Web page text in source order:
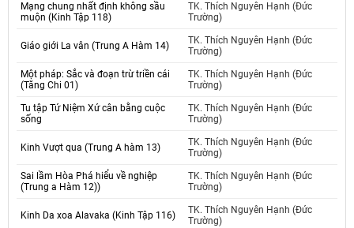
Mạng chung nhất định không sầu
muộn (Kinh Tập 118)
TK. Thích Nguyên Hạnh (Đức
Trường)
Giáo giới La vân (Trung A Hàm 14)
TK. Thích Nguyên Hạnh (Đức
Trường)
Một pháp: Sắc và đoạn trừ triền cái
(Tăng Chi 01)
TK. Thích Nguyên Hạnh (Đức
Trường)
Tu tập Tứ Niệm Xứ cân bằng cuộc
sống
TK. Thích Nguyên Hạnh (Đức
Trường)
Kinh Vượt qua (Trung A hàm 13)
TK. Thích Nguyên Hạnh (Đức
Trường)
Sai lầm Hòa Phá hiểu về nghiệp
(Trung a Hàm 12))
TK. Thích Nguyên Hạnh (Đức
Trường)
Kinh Da xoa Alavaka (Kinh Tập 116)
TK. Thích Nguyên Hạnh (Đức
Trường)